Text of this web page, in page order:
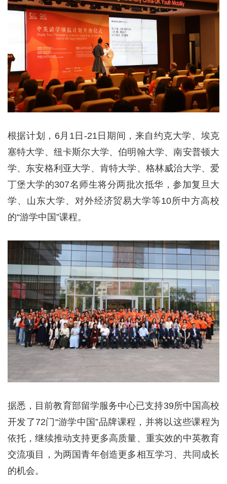
根据计划，6月1日-21日期间，来自约克大学、埃克
塞特大学、纽卡斯尔大学、伯明翰大学、南安普顿大
学、东安格利亚大学、肯特大学、格林威治大学、爱
丁堡大学的307名师生将分两批次抵华，参加复旦大
学、山东大学、对外经济贸易大学等10所中方高校
的“游学中国”课程。
据悉，目前教育部留学服务中心已支持39所中国高校
开发了72门“游学中国”品牌课程，并将以这些课程为
依托，继续推动支持更多高质量、重实效的中英教育
交流项目，为两国青年创造更多相互学习、共同成长
的机会。